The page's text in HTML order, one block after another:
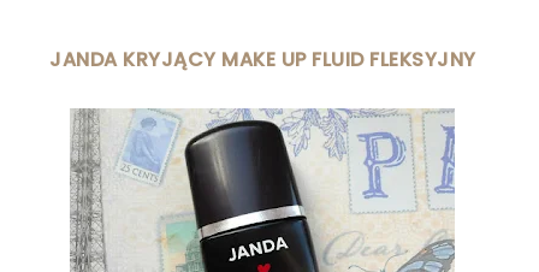
JANDA KRYJĄCY MAKE UP FLUID FLEKSYJNY